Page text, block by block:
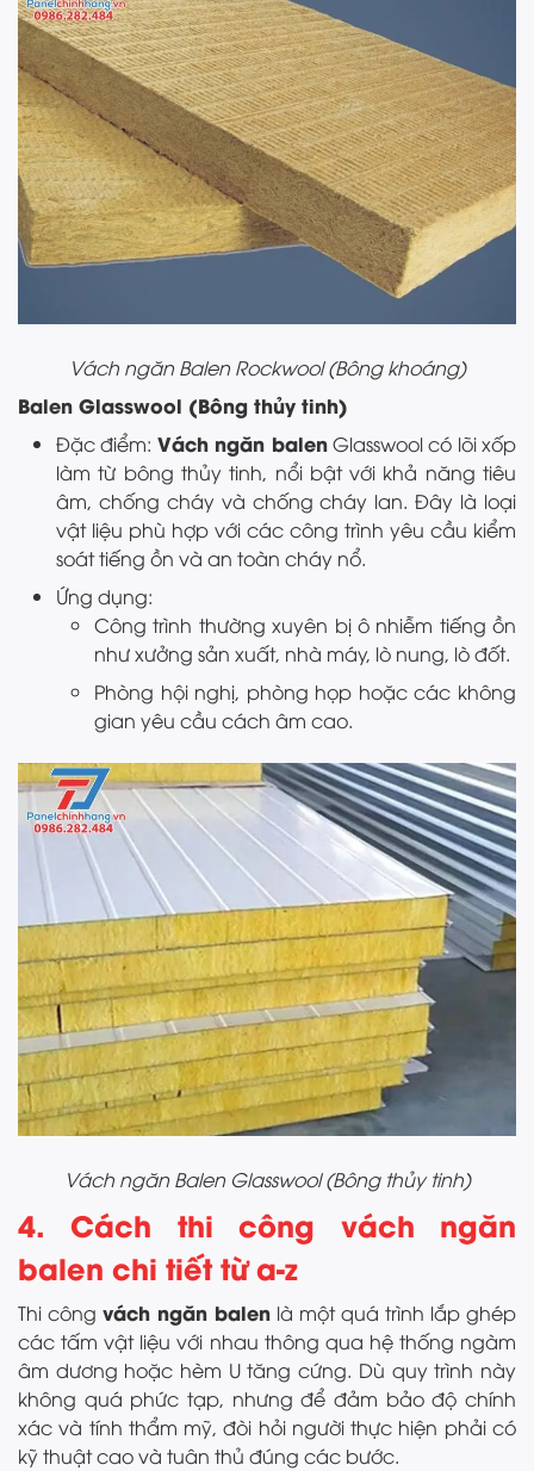
Vách ngăn Balen Rockwool (Bông khoáng)
Balen Glasswool (Bông thủy tinh)
Đặc điểm: Vách ngăn balenGlasswool có lõi xốp
làm từ bông thủy tinh, nổi bật với khả năng tiêu
âm, chống cháy và chống cháy lan. Đây là loại
vật liệu phù hợp với các công trình yêu cầu kiểm
soát tiếng ồn và an toàn cháy nổ.
Ứng dụng:
Công trình thường xuyên bị ô nhiễm tiếng ồn
như xưởng sản xuất, nhà máy, lò nung, lò đốt.
Phòng hội nghị, phòng họp hoặc các không
gian yêu cầu cách âm cao.
Vách ngăn Balen Glasswool (Bông thủy tinh)
4. Cách thi công vách ngăn
balen chi tiết từ a-z
Thi công vách ngăn balen là một quá trình lắp ghép
các tấm vật liệu với nhau thông qua hệ thống ngàm
âm dương hoặc hèm U tăng cứng. Dù quy trình này
không quá phức tạp, nhưng để đảm bảo độ chính
xác và tính thẩm mỹ, đòi hỏi người thực hiện phải có
kỹ thuật cao và tuân thủ đúng các bước.